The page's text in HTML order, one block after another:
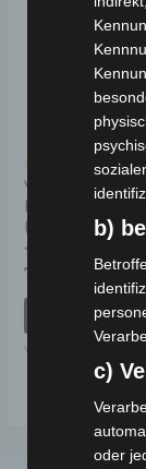
Kostenloser
VSX
Bewertet
0
79,00
IN DEN
VSX
b)
c)
oder